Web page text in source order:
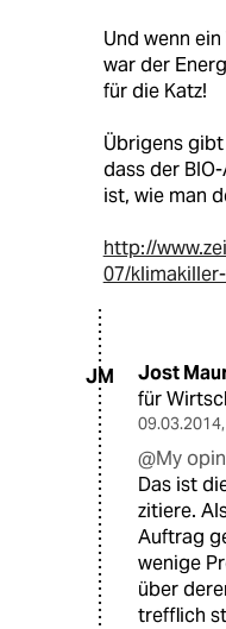
Und wenn
war der
für die Katz!
Übrigens
dass der
ist, wie man
http://
07/
JM Jost
für
09.03.2014,
@My
Das ist
zitiere.
Auftrag
wenige
über
trefflich